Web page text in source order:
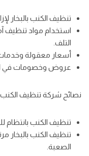
تنظيف الكنب بالبخار
استخدام مواد تنظيف
التلف.
أسعار معقولة
عروض وخصومات في
نصائح شركة تنظيف الكنب
تنظيف الكنب بانتظام
تنظيف الكنب بالبخار
الصعبة.